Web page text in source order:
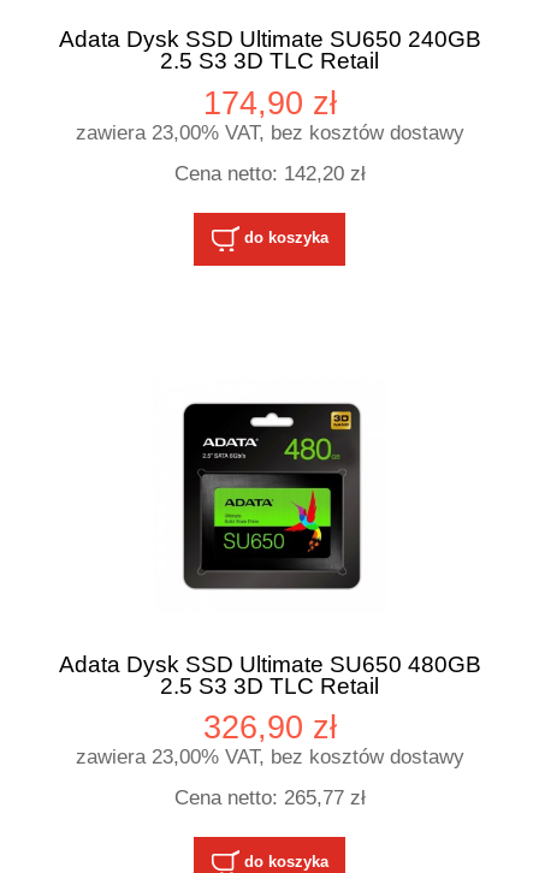
Adata Dysk SSD Ultimate SU650 240GB
2.5 S3 3D TLC Retail
174,90 zł
zawiera 23,00% VAT, bez kosztów dostawy
Cena netto: 142,20 zł
do koszyka
Adata Dysk SSD Ultimate SU650 480GB
2.5 S3 3D TLC Retail
326,90 zł
zawiera 23,00% VAT, bez kosztów dostawy
Cena netto: 265,77 zł
do koszyka